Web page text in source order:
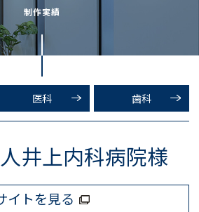
制作実績
医科 歯科
井上内科病院様
イトを見る